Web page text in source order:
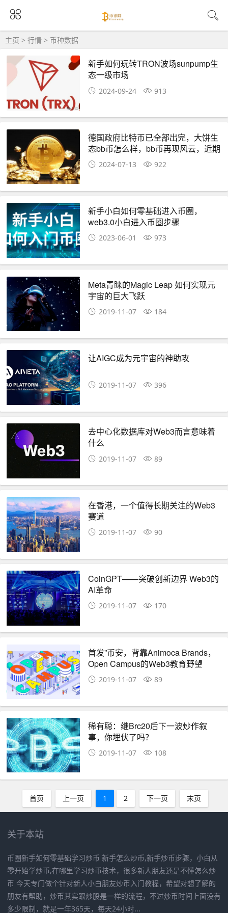
主页 > 行情 > 币种数据
新手如何玩转TRON波场sunpump生
态一级市场
2024-09-24 913
德国政府比特币已全部出完，大饼生
态bb币怎么样，bb币再现风云，近期
还会涨多少，bb最新消息,币圈小白
如何投资，币圈生存指南财富交流群
2024-07-13 922
新手小白如何零基础进入币圈，
web3.0小白进入币圈步骤
2023-06-01 973
Meta青睐的Magic Leap 如何实现元
宇宙的巨大飞跃
2019-11-07 184
让AIGC成为元宇宙的神助攻
2019-11-07 396
去中心化数据库对Web3而言意味着
什么
2019-11-07 89
在香港，一个值得长期关注的Web3
赛道
2019-11-07 90
CoinGPT——突破创新边界 Web3的
AI革命
2019-11-07 170
首发”币安，背靠Animoca Brands，
Open Campus的Web3教育野望
2019-11-07 89
稀有聪：继Brc20后下一波炒作叙
事，你埋伏了吗？
2019-11-07 108
首页 上一页 1 2 下一页 末页
关于本站
币圈新手如何零基础学习炒币 新手怎么炒币,新手炒币步骤，小白从
零开始学炒币,在哪里学习炒币技术，很多新人朋友还是不懂怎么炒
币 今天专门做个针对新人小白朋友炒币入门教程，希望对想了解的
朋友有帮助，炒币其实跟炒股是一样的流程，不过炒币时间上面没有
多少限制，就是一年365天，每天24小时...